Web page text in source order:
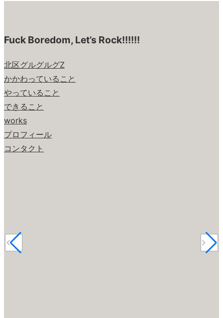
Fuck Boredom, Let’s Rock!!!!!!
北区グルグルグZ
かかわっていること
やっていること
できること
works
プロフィール
コンタクト